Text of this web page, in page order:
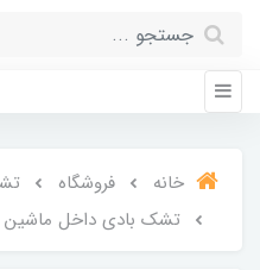
خانه فروشگاه
تشک بادی داخل ماشین car bed اصل کرم